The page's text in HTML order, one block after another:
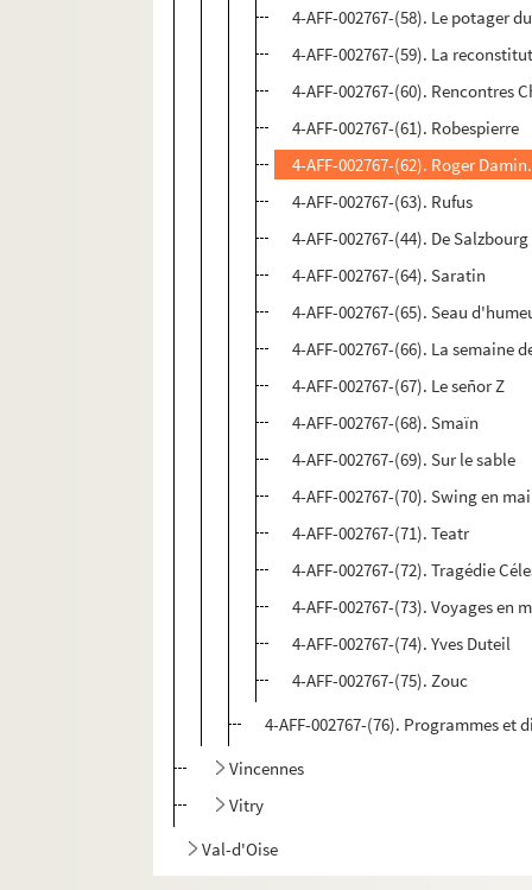
4-AFF-002767-(58). Le potager
4-AFF-002767-(59). La
4-AFF-002767-(60). Rencontres
4-AFF-002767-(61). Robespierre
4-AFF-002767-(62). Roger
4-AFF-002767-(63). Rufus
4-AFF-002767-(44). De
4-AFF-002767-(64). Saratin
4-AFF-002767-(65). Seau
4-AFF-002767-(66). La semaine
4-AFF-002767-(67). Le señor Z
4-AFF-002767-(68). Smaïn
4-AFF-002767-(69). Sur le sable
4-AFF-002767-(70). Swing en mai
4-AFF-002767-(71). Teatr
4-AFF-002767-(72). Tragédie
4-AFF-002767-(73). Voyages en
4-AFF-002767-(74). Yves Duteil
4-AFF-002767-(75). Zouc
4-AFF-002767-(76). Programmes et
Vincennes
Vitry
Val-d'Oise